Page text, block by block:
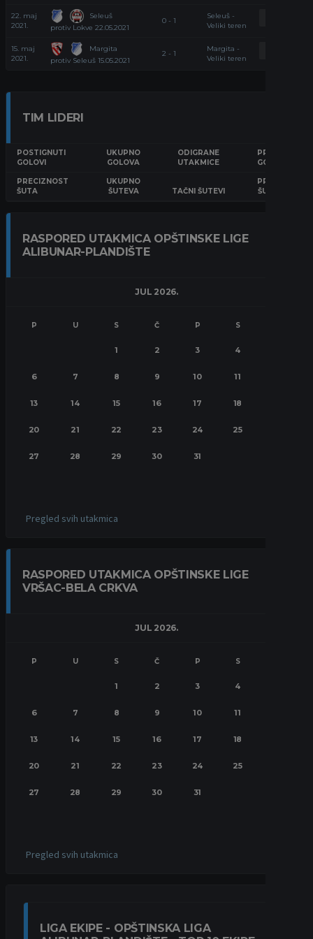
22. maj
2021.
Seleuš
protiv Lokve 22.05.2021
0 - 1
Seleuš -
Veliki teren
15. maj
2021.
Margita
protiv Seleuš 15.05.2021
2 - 1
Margita -
Veliki teren
TIM LIDERI
POSTIGNUTI
GOLOVI
UKUPNO
GOLOVA
ODIGRANE
UTAKMICE
PROSEK
GOLOVA
PRECIZNOST
ŠUTA
UKUPNO
ŠUTEVA
TAČNI ŠUTEVI
PROSEK
ŠUTEVA
RASPORED UTAKMICA OPŠTINSKE LIGE
ALIBUNAR-PLANDIŠTE
JUL 2026.
P U S Č P S
1 2 3 4
6 7 8 9 10 11
13 14 15 16 17 18
20 21 22 23 24 25
27 28 29 30 31
Pregled svih utakmica
RASPORED UTAKMICA OPŠTINSKE LIGE
VRŠAC-BELA CRKVA
JUL 2026.
P U S Č P S
1 2 3 4
6 7 8 9 10 11
13 14 15 16 17 18
20 21 22 23 24 25
27 28 29 30 31
Pregled svih utakmica
LIGA EKIPE - OPŠTINSKA LIGA